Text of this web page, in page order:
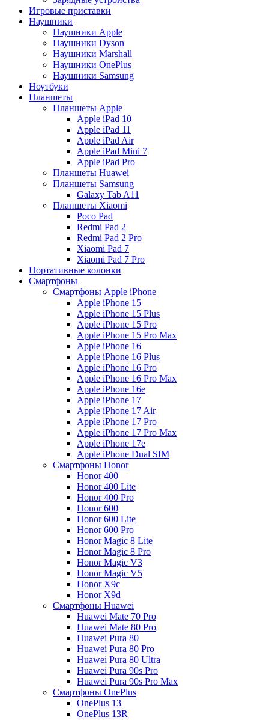
Игровые приставки
Наушники
Наушники Apple
Наушники Dyson
Наушники Marshall
Наушники OnePlus
Наушники Samsung
Ноутбуки
Планшеты
Планшеты Apple
Apple iPad 10
Apple iPad 11
Apple iPad Air
Apple iPad Mini 7
Apple iPad Pro
Планшеты Huawei
Планшеты Samsung
Galaxy Tab A11
Планшеты Xiaomi
Poco Pad
Redmi Pad 2
Redmi Pad 2 Pro
Xiaomi Pad 7
Xiaomi Pad 7 Pro
Портативные колонки
Смартфоны
Смартфоны Apple iPhone
Apple iPhone 15
Apple iPhone 15 Plus
Apple iPhone 15 Pro
Apple iPhone 15 Pro Max
Apple iPhone 16
Apple iPhone 16 Plus
Apple iPhone 16 Pro
Apple iPhone 16 Pro Max
Apple iPhone 16e
Apple iPhone 17
Apple iPhone 17 Air
Apple iPhone 17 Pro
Apple iPhone 17 Pro Max
Apple iPhone 17e
Apple iPhone Dual SIM
Смартфоны Honor
Honor 400
Honor 400 Lite
Honor 400 Pro
Honor 600
Honor 600 Lite
Honor 600 Pro
Honor Magic 8 Lite
Honor Magic 8 Pro
Honor Magic V3
Honor Magic V5
Honor X9c
Honor X9d
Смартфоны Huawei
Huawei Mate 70 Pro
Huawei Mate 80 Pro
Huawei Pura 80
Huawei Pura 80 Pro
Huawei Pura 80 Ultra
Huawei Pura 90s Pro
Huawei Pura 90s Pro Max
Смартфоны OnePlus
OnePlus 13
OnePlus 13R